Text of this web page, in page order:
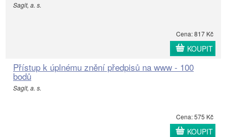
Sagit, a. s.
Cena: 817 Kč
KOUPIT
Přístup k úplnému znění předpisů na www - 100
bodů
Sagit, a. s.
Cena: 575 Kč
KOUPIT